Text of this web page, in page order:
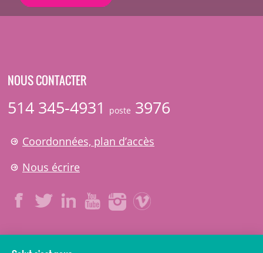
NOUS CONTACTER
514 345-4931 poste 3976
Coordonnées, plan d’accès
Nous écrire
LÉGAL